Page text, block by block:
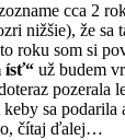
cca 2
nižšie), že sa
roku som si
ísť“ už budem
pozerala
sa podarila
čítaj ďalej…